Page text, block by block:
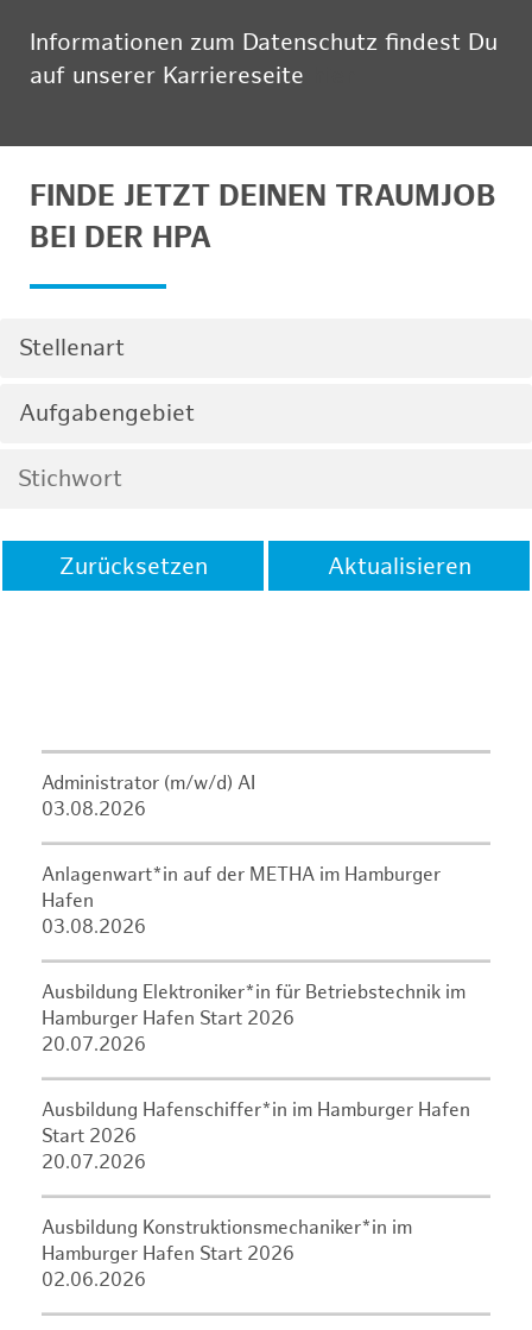
Informationen zum Datenschutz findest Du
auf unserer Karriereseite
FINDE JETZT DEINEN TRAUMJOB
BEI DER HPA
Stellenart
Aufgabengebiet
Zurücksetzen Aktualisieren
Administrator (m/w/d) AI
03.08.2026
Anlagenwart*in auf der METHA im Hamburger
Hafen
03.08.2026
Ausbildung Elektroniker*in für Betriebstechnik im
Hamburger Hafen Start 2026
20.07.2026
Ausbildung Hafenschiffer*in im Hamburger Hafen
Start 2026
20.07.2026
Ausbildung Konstruktionsmechaniker*in im
Hamburger Hafen Start 2026
02.06.2026